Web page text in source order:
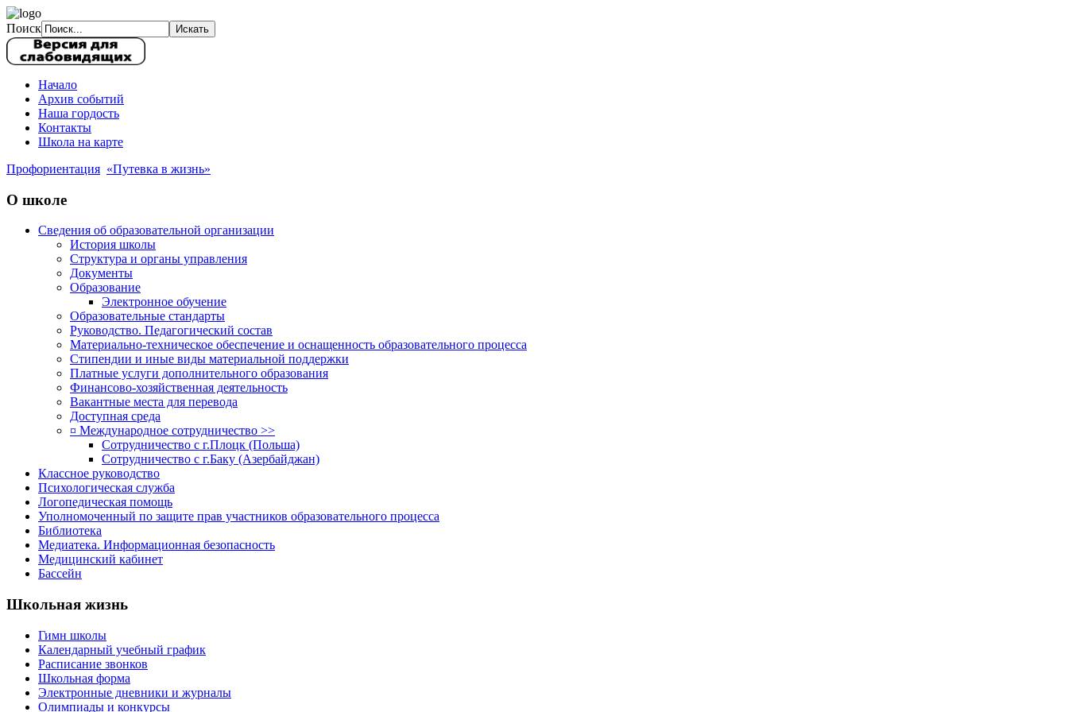
Поиск
Начало
Архив событий
Наша гордость
Контакты
Школа на карте
Профориентация «Путевка в жизнь»
О школе
Сведения об образовательной организации
История школы
Структура и органы управления
Документы
Образование
Электронное обучение
Образовательные стандарты
Руководство. Педагогический состав
Материально-техническое обеспечение и оснащенность образовательного процесса
Стипендии и иные виды материальной поддержки
Платные услуги дополнительного образования
Финансово-хозяйственная деятельность
Вакантные места для перевода
Доступная среда
¤ Международное сотрудничество >>
Сотрудничество с г.Плоцк (Польша)
Сотрудничество с г.Баку (Азербайджан)
Классное руководство
Психологическая служба
Логопедическая помощь
Уполномоченный по защите прав участников образовательного процесса
Библиотека
Медиатека. Информационная безопасность
Медицинский кабинет
Бассейн
Школьная жизнь
Гимн школы
Календарный учебный график
Расписание звонков
Школьная форма
Электронные дневники и журналы
Олимпиады и конкурсы